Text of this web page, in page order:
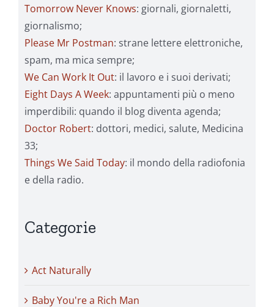
Tomorrow Never Knows: giornali, giornaletti,
giornalismo;
Please Mr Postman: strane lettere elettroniche,
spam, ma mica sempre;
We Can Work It Out: il lavoro e i suoi derivati;
Eight Days A Week: appuntamenti più o meno
imperdibili: quando il blog diventa agenda;
Doctor Robert: dottori, medici, salute, Medicina
33;
Things We Said Today: il mondo della radiofonia
e della radio.
Categorie
Act Naturally
Baby You're a Rich Man